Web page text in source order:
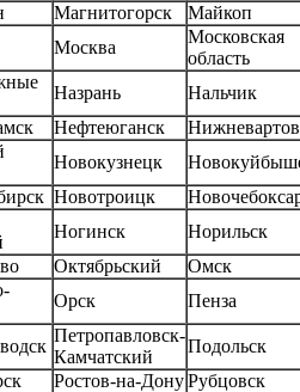
Магнитогорск
Майкоп
Москва
Московская
область
Назрань
Нальчик
Нефтеюганск
Новокузнецк
Новотроицк
Ногинск
Норильск
Октябрьский
Омск
Орск Пенза
Петропавловск-
Камчатский
Подольск
Ростов-на-ДонуРубцовск